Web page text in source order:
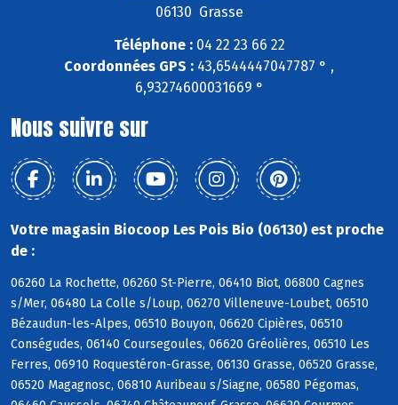
06130 Grasse
Téléphone :04 22 23 66 22
Coordonnées GPS : 43,6544447047787 ° ,
6,93274600031669 °
Nous suivre sur
Votre magasin Biocoop Les Pois Bio (06130) est proche
de :
06260 La Rochette, 06260 St-Pierre, 06410 Biot, 06800 Cagnes
s/Mer, 06480 La Colle s/Loup, 06270 Villeneuve-Loubet, 06510
Bézaudun-les-Alpes, 06510 Bouyon, 06620 Cipières, 06510
Conségudes, 06140 Coursegoules, 06620 Gréolières, 06510 Les
Ferres, 06910 Roquestéron-Grasse, 06130 Grasse, 06520 Grasse,
06520 Magagnosc, 06810 Auribeau s/Siagne, 06580 Pégomas,